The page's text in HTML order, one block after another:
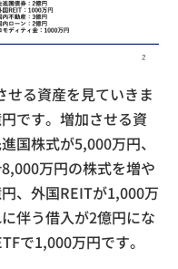
せる資産を見ていきま
です。増加させる資
国株式が5,000万円、
万円の株式を増や
、外国REITが1,000万
伴う借入が2億円にな
で1,000万円です。